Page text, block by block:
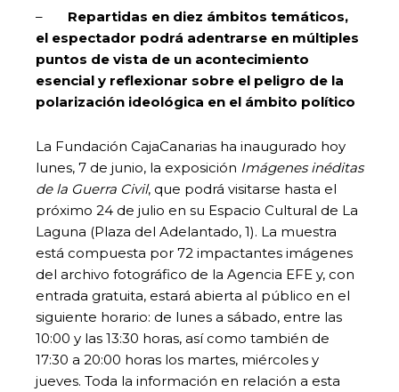
– Repartidas en diez ámbitos temáticos,
el espectador podrá adentrarse en múltiples
puntos de vista de un acontecimiento
esencial y reflexionar sobre el peligro de la
polarización ideológica en el ámbito político
La Fundación CajaCanarias ha inaugurado hoy
lunes, 7 de junio, la exposición Imágenes inéditas
de la Guerra Civil, que podrá visitarse hasta el
próximo 24 de julio en su Espacio Cultural de La
Laguna (Plaza del Adelantado, 1). La muestra
está compuesta por 72 impactantes imágenes
del archivo fotográfico de la Agencia EFE y, con
entrada gratuita, estará abierta al público en el
siguiente horario: de lunes a sábado, entre las
10:00 y las 13:30 horas, así como también de
17:30 a 20:00 horas los martes, miércoles y
jueves. Toda la información en relación a esta